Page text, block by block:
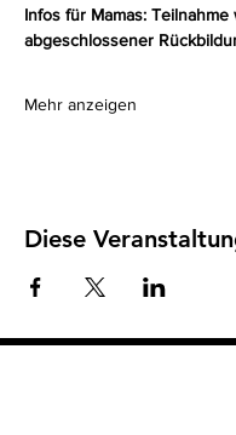
Infos für Mamas:
abgeschlossener
Mehr anzeigen
Diese